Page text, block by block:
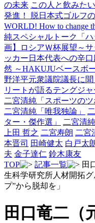
の未来 この人と飲みたい
発進！ 脱日本式ゴルフ
WORLD! How to change
純スペシャルトーク「ハ
画】ロシアＷ杯展望～
ッカー日本代表への辛口
然 ～HAKUJUベースボ
野洋平元衆議院議長に聞
リートが語るテングジ
二宮清純「スポーツのツ
二宮清純「唯我独論」
ター・傑作選」
二宮清
上田 哲之 二宮寿朗 二宮
本晋司 田崎健太 白戸太
夫 金子達仁 鈴木康友
TOP
記事一覧
田
生科学研究所人材開拓
プ”から脱却を」
田口竜二（